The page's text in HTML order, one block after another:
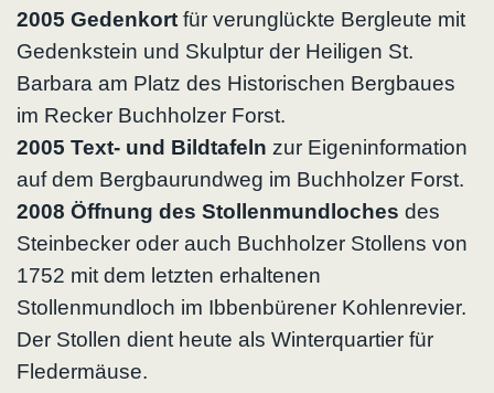
2005 Gedenkort für verunglückte Bergleute mit
Gedenkstein und Skulptur der Heiligen St.
Barbara am Platz des Historischen Bergbaues
im Recker Buchholzer Forst.
2005 Text- und Bildtafeln zur Eigeninformation
auf dem Bergbaurundweg im Buchholzer Forst.
2008 Öffnung des Stollenmundloches des
Steinbecker oder auch Buchholzer Stollens von
1752 mit dem letzten erhaltenen
Stollenmundloch im Ibbenbürener Kohlenrevier.
Der Stollen dient heute als Winterquartier für
Fledermäuse.